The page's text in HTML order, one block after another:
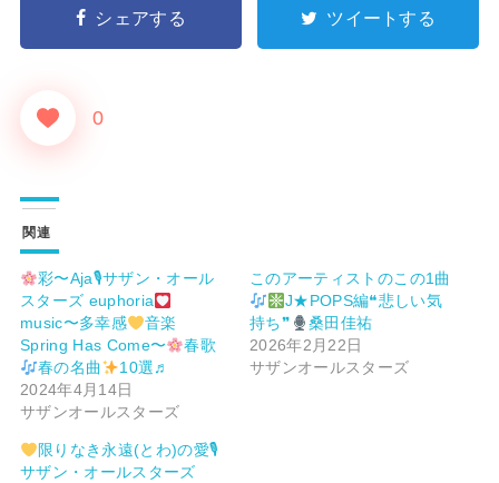
シェアする ツイートする
0
関連
彩〜Aja🎙サザン・オール
スターズ euphoria
music〜多幸感
音楽
Spring Has Come〜
春歌
春の名曲
10選♬
2024年4月14日
サザンオールスターズ
このアーティストのこの1曲
J★POPS編❝悲しい気
持ち❞
桑田佳祐
2026年2月22日
サザンオールスターズ
限りなき永遠(とわ)の愛🎙
サザン・オールスターズ